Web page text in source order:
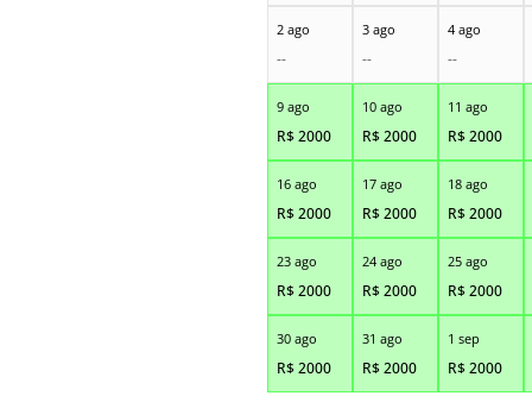
2 ago
--
3 ago
--
4 ago
--
9 ago
R$2000
10 ago
R$2000
11 ago
R$2000
16 ago
R$2000
17 ago
R$2000
18 ago
R$2000
23 ago
R$2000
24 ago
R$2000
25 ago
R$2000
30 ago
R$2000
31 ago
R$2000
1 sep
R$2000